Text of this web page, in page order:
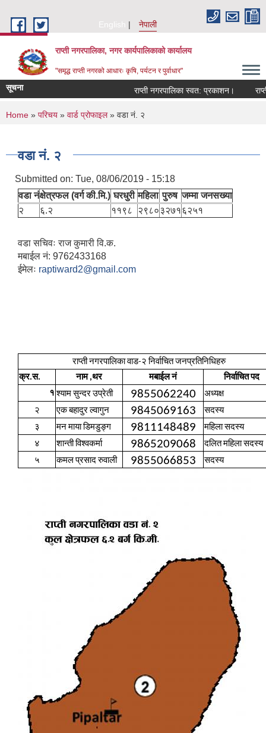
English
नेपाली
राप्ती नगरपालिका, नगर कार्यपालिकाको कार्यालय
"समृद्ध राप्ती नगरको आधारः कृषि, पर्यटन र पुर्वाधार"
सूचना राप्ती नगरपालिका स्वत: प्रकाशन।
You are here
Home » परिचय » वार्ड प्रोफाइल» वडा नं. २
वडा नं. २
Submitted on: Tue, 08/06/2019 - 15:18
वडा नंक्षेत्रफल (वर्ग की.मि.) घरधुरी महिला पुरुष जम्मा जनसख्या
२
६.२ ११९८ २९८०३२७१६२५१
वडा सचिवः राज कुमारी वि.क.
मबाईल नं: 9762433168
ईमेलः raptiward2@gmail.com
राप्ती नगरपालिका वाड-२ निर्वाचित जनप्रतिनिधिहरु
क्र.स.
नाम ,थर मबाईल नं
निर्वाचित पद
१ श्याम सुन्दर उप्रेती 9855062240
अध्यक्ष
२
एक बहादुर ल्वागुन 9845069163
सदस्य
३
मन माया डिमडुङ्ग 9811148489
महिला सदस्य
४
शान्ती विश्वकर्मा 9865209068
दलित महिला सदस्य
५
कमल प्रसाद रुवाली 9855066853 सदस्य